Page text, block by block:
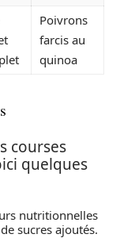
Poivrons
farcis au
quinoa
courses
quelques
nutritionnelles
sucres ajoutés.